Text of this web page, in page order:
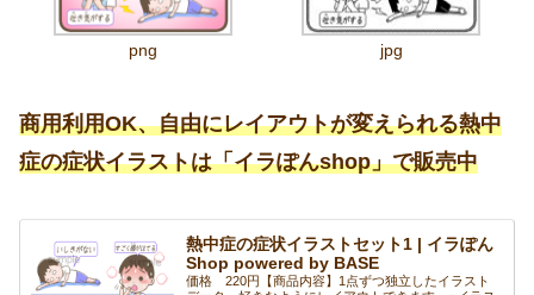
png jpg
商用利用OK、自由にレイアウトが変えられる熱中
症の症状イラストは「イラぽんshop」で販売中
熱中症の症状イラストセット1 | イラぽん
Shop powered by BASE
価格 220円【商品内容】1点ずつ独立したイラスト